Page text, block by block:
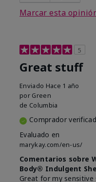
Marcar esta
5
Great stuff
Enviado Hace 1 año
por Green
de Columbia
Comprador
Evaluado en
marykay.com/en-us/
Comentarios sobre
Body® Indulgent
Great for my sensitive